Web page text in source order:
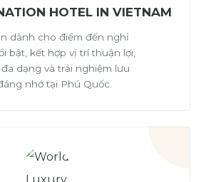
HOTEL IN VIETNAM
dành cho điểm đến nghỉ
bật, kết hợp vị trí thuận lợi,
dạng và trải nghiệm lưu
nhớ tại Phú Quốc.